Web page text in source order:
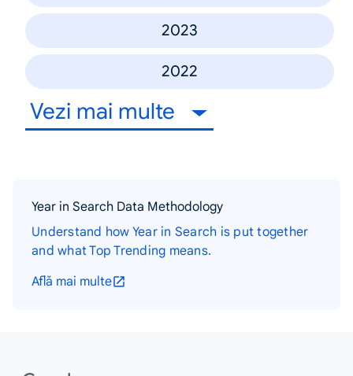
2023
2022
Vezi mai multe
Year in Search Data Methodology
Understand how Year in Search is put together
and what Top Trending means.
Află mai multe